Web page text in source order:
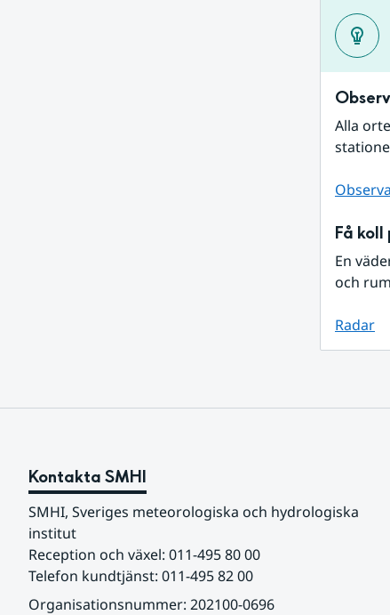
Alla
Få koll
En
och
Radar
Kontakta SMHI
SMHI, Sveriges meteorologiska och hydrologiska
institut
Reception och växel: 011-495 80 00
Telefon kundtjänst: 011-495 82 00
Organisationsnummer: 202100-0696